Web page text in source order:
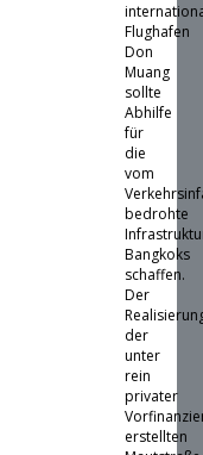
Flughafen
Don
Muang
sollte
Abhilfe
für
die
vom
bedrohte
Bangkoks
schaffen.
Der
der
unter
rein
privater
erstellten